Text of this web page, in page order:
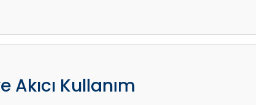
Akıcı Kullanım